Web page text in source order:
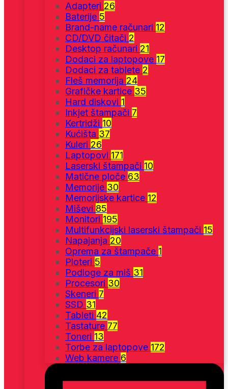
Adapteri 26
Baterije 5
Brand-name računari 12
CD/DVD čitači 2
Desktop računari 21
Dodaci za laptopove 17
Dodaci za tablete 2
Fleš memorija 24
Grafičke kartice 35
Hard diskovi 1
Inkjet štampači 7
Kertridži 10
Kućišta 37
Kuleri 26
Laptopovi 171
Laserski štampači 10
Matične ploče 63
Memorije 30
Memorijske kartice 12
Miševi 85
Monitori 195
Multifunkcijski laserski štampači 15
Napajanja 20
Oprema za štampače 1
Ploteri 5
Podloge za miš 31
Procesori 30
Skeneri 7
SSD 31
Tableti 42
Tastature 77
Toneri 13
Torbe za laptopove 172
Web kamere 6